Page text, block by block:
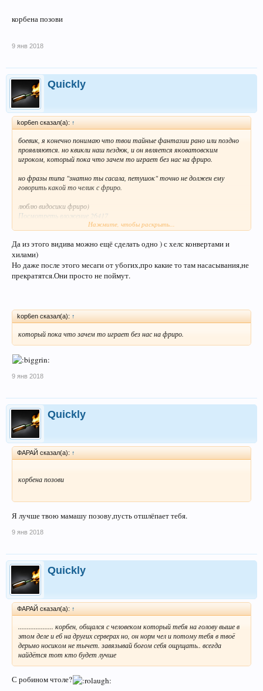
корбена позови
9 янв 2018
Quickly
kop6en сказал(а): ↑
боевик, я конечно понимаю что твои тайные фантазии рано или поздно
проявляются. но квикли наш пeздюк, и он является яковатовским
игроком, который пока что зачем то играет без нас на фриро.
но фразы типа "знатно ты сасала, петушок" точно не должен ему
говорить какой то челик с фриро.
люблю видосики фриро)
Посмотреть вложение 26417
Посмотреть вложение 26418
всех с новым годом, добра вам. любви и благополучия
Нажмите, чтобы раскрыть...
Да из этого видива можно ещё сделать одно ) с хелс конвертами и
хилами)
Но даже после этого месаги от убогих,про какие то там насасывания,не
прекратятся.Они просто не поймут.
kop6en сказал(а): ↑
который пока что зачем то играет без нас на фриро.
9 янв 2018
Quickly
ФАРАЙ сказал(а): ↑
корбена позови
Я лучше твою мамашу позову,пусть отшлёпает тебя.
9 янв 2018
Quickly
ФАРАЙ сказал(а): ↑
.................... корбен, общался с человеком который тебя на голову выше в
этом деле и еб на других серверах но, он норм чел и потому тебя в твоё
дерьмо носиком не тычет. завязывай богом себя ощущать.. всегда
найдётся тот кто будет лучше
С робином чтоле?